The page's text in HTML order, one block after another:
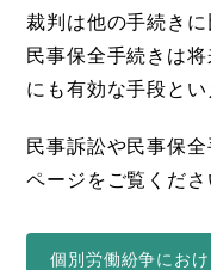
裁判は他の手続きに
民事保全手続きは
にも有効な手段とい
民事訴訟や民事保
ページをご覧くださ
個別労働紛争にお